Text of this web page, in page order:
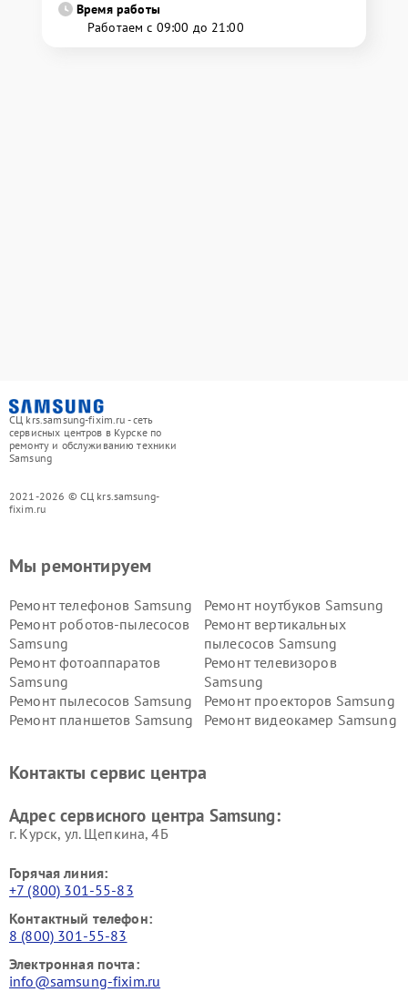
Время работы
Работаем с 09:00 до 21:00
СЦ krs.samsung-fixim.ru - сеть
сервисных центров в Курске по
ремонту и обслуживанию техники
Samsung
2021-2026 © СЦ krs.samsung-
fixim.ru
Мы ремонтируем
Ремонт телефонов Samsung
Ремонт ноутбуков Samsung
Ремонт роботов-пылесосов
Samsung
Ремонт вертикальных
пылесосов Samsung
Ремонт фотоаппаратов
Samsung
Ремонт телевизоров
Samsung
Ремонт пылесосов Samsung
Ремонт проекторов Samsung
Ремонт планшетов Samsung
Ремонт видеокамер Samsung
Контакты сервис центра
Адрес сервисного центра Samsung:
г. Курск, ул. Щепкина, 4Б
Горячая линия:
+7 (800) 301-55-83
Контактный телефон:
8 (800) 301-55-83
Электронная почта:
info@samsung-fixim.ru